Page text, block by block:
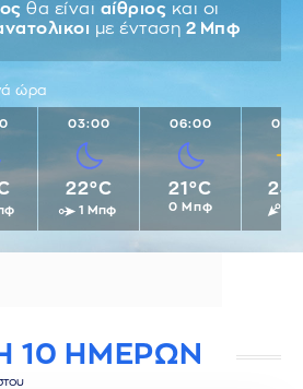
θα είναι αίθριος και οι
με ένταση 2 Μπφ
ώρα
03:00
22°C
1 Μπφ
06:00
21°C
0 Μπφ
10 ΗΜΕΡΩΝ